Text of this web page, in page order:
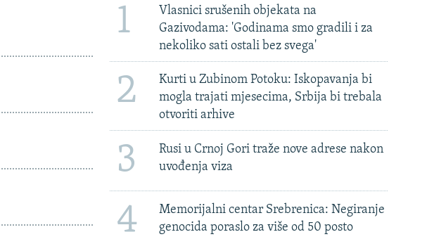
1
Vlasnici srušenih objekata na
Gazivodama: 'Godinama smo gradili i za
nekoliko sati ostali bez svega'
2
Kurti u Zubinom Potoku: Iskopavanja bi
mogla trajati mjesecima, Srbija bi trebala
otvoriti arhive
3
Rusi u Crnoj Gori traže nove adrese nakon
uvođenja viza
4
Memorijalni centar Srebrenica: Negiranje
genocida poraslo za više od 50 posto